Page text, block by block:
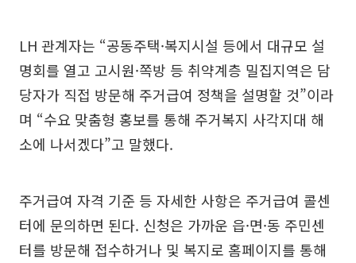
LH 관계자는 “공동주택·복지시설 등에서 대규모 설
명회를 열고 고시원·쪽방 등 취약계층 밀집지역은 담
당자가 직접 방문해 주거급여 정책을 설명할 것”이라
며 “수요 맞춤형 홍보를 통해 주거복지 사각지대 해
소에 나서겠다”고 말했다.
주거급여 자격 기준 등 자세한 사항은 주거급여 콜센
터에 문의하면 된다. 신청은 가까운 읍·면·동 주민센
터를 방문해 접수하거나 및 복지로 홈페이지를 통해